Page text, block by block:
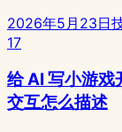
2026年5月23日
17
给 AI 写小游戏
交互怎么描述